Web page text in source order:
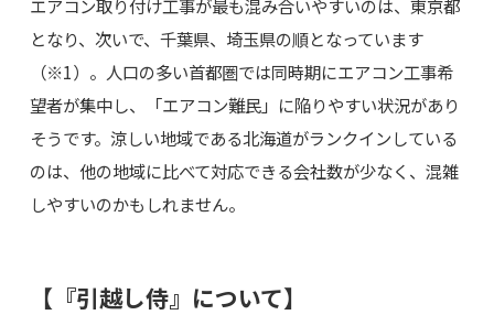
エアコン取り付け工事が最も混み合いやすいのは、東京都
となり、次いで、千葉県、埼玉県の順となっています
（※1）。人口の多い首都圏では同時期にエアコン工事希
望者が集中し、「エアコン難民」に陥りやすい状況があり
そうです。涼しい地域である北海道がランクインしている
のは、他の地域に比べて対応できる会社数が少なく、混雑
しやすいのかもしれません。
【『引越し侍』について】